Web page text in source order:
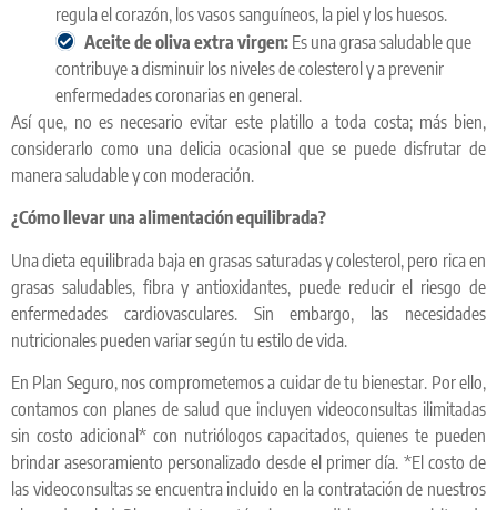
regula el corazón, los vasos sanguíneos, la piel y los huesos.
Aceite de oliva extra virgen: Es una grasa saludable que
contribuye a disminuir los niveles de colesterol y a prevenir
enfermedades coronarias en general.
Así que, no es necesario evitar este platillo a toda costa; más bien,
considerarlo como una delicia ocasional que se puede disfrutar de
manera saludable y con moderación.
¿Cómo llevar una alimentación equilibrada?
Una dieta equilibrada baja en grasas saturadas y colesterol, pero rica en
grasas saludables, fibra y antioxidantes, puede reducir el riesgo de
enfermedades cardiovasculares. Sin embargo, las necesidades
nutricionales pueden variar según tu estilo de vida.
En Plan Seguro, nos comprometemos a cuidar de tu bienestar. Por ello,
contamos con planes de salud que incluyen videoconsultas ilimitadas
sin costo adicional* con nutriólogos capacitados, quienes te pueden
brindar asesoramiento personalizado desde el primer día. *El costo de
las videoconsultas se encuentra incluido en la contratación de nuestros